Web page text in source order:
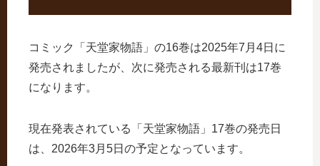
コミック「天堂家物語」の16巻は2025年7月4日に
発売されましたが、次に発売される最新刊は17巻
になります。
現在発表されている「天堂家物語」17巻の発売日
は、2026年3月5日の予定となっています。